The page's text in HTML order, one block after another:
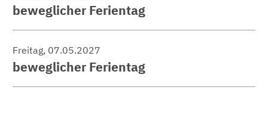
beweglicher Ferientag
Freitag, 07.05.2027
beweglicher Ferientag